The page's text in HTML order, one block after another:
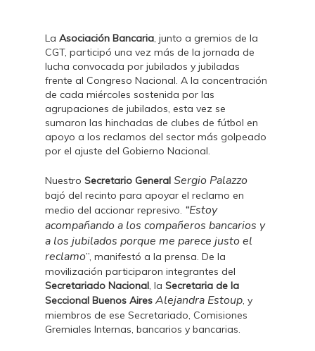
LaAsociación Bancaria, junto a gremios de la
CGT, participó una vez más de la jornada de
lucha convocada por jubilados y jubiladas
frente al Congreso Nacional. A la concentración
de cada miércoles sostenida por las
agrupaciones de jubilados, esta vez se
sumaron las hinchadas de clubes de fútbol en
apoyo a los reclamos del sector más golpeado
por el ajuste del Gobierno Nacional.
NuestroSecretario General Sergio Palazzo
bajó del recinto para apoyar el reclamo en
medio del accionar represivo. “Estoy
acompañando a los compañeros bancarios y
a los jubilados porque me parece justo el
reclamo”, manifestó a la prensa. De la
movilización participaron integrantes del
Secretariado Nacional, laSecretaria de la
Seccional Buenos Aires Alejandra Estoup, y
miembros de ese Secretariado, Comisiones
Gremiales Internas, bancarios y bancarias.